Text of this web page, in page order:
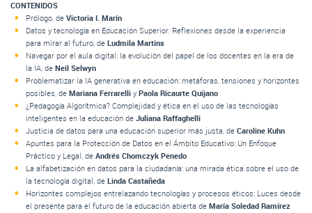
CONTENIDOS
Prólogo, de Victoria I. Marín
Datos y tecnología en Educación Superior. Reflexiones desde la experiencia
para mirar al futuro, de Ludmila Martins
Navegar por el aula digital: la evolución del papel de los docentes en la era de
la IA, de Neil Selwyn
Problematizar la IA generativa en educación: metáforas, tensiones y horizontes
posibles, de Mariana Ferrarelli y Paola Ricaurte Quijano
¿Pedagogía Algorítmica? Complejidad y ética en el uso de las tecnologías
inteligentes en la educación de Juliana Raffaghelli
Justicia de datos para una educación superior más justa, de Caroline Kuhn
Apuntes para la Protección de Datos en el Ámbito Educativo: Un Enfoque
Práctico y Legal, de Andrés Chomczyk Penedo
La alfabetización en datos para la ciudadanía: una mirada ética sobre el uso de
la tecnología digital, de Linda Castañeda
Horizontes complejos entrelazando tecnologías y procesos éticos: Luces desde
el presente para el futuro de la educación abierta de María Soledad Ramírez